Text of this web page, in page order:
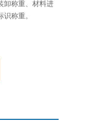
卸称重、材料进
称重。